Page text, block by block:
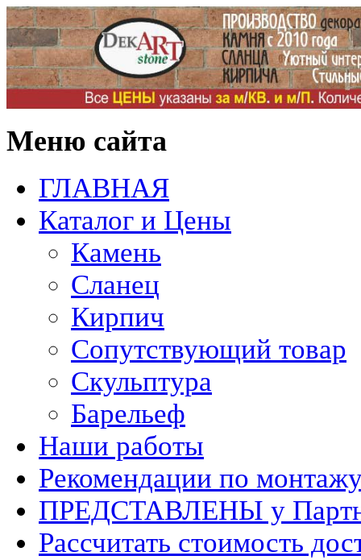
Меню сайта
ГЛАВНАЯ
Каталог и Цены
Камень
Сланец
Кирпич
Сопутствующий товар
Скульптура
Барельеф
Наши работы
Рекомендации по
ПРЕДСТАВЛЕНЫ у
Рассчитать стоимость